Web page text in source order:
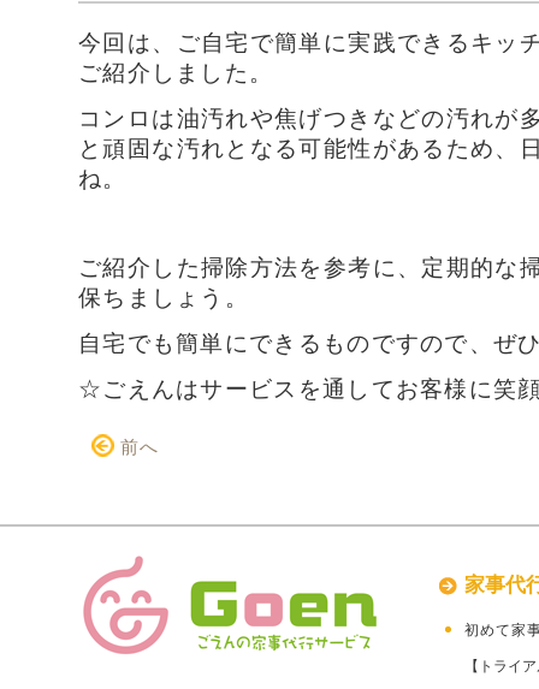
今回は、ご自宅で簡単に実践できるキッ
ご紹介しました。
コンロは油汚れや焦げつきなどの汚れが
と頑固な汚れとなる可能性があるため、
ね。
ご紹介した掃除方法を参考に、定期的な
保ちましょう。
自宅でも簡単にできるものですので、ぜ
☆ごえんはサービスを通してお客様に笑
前へ
家事代
初めて家
【トライ